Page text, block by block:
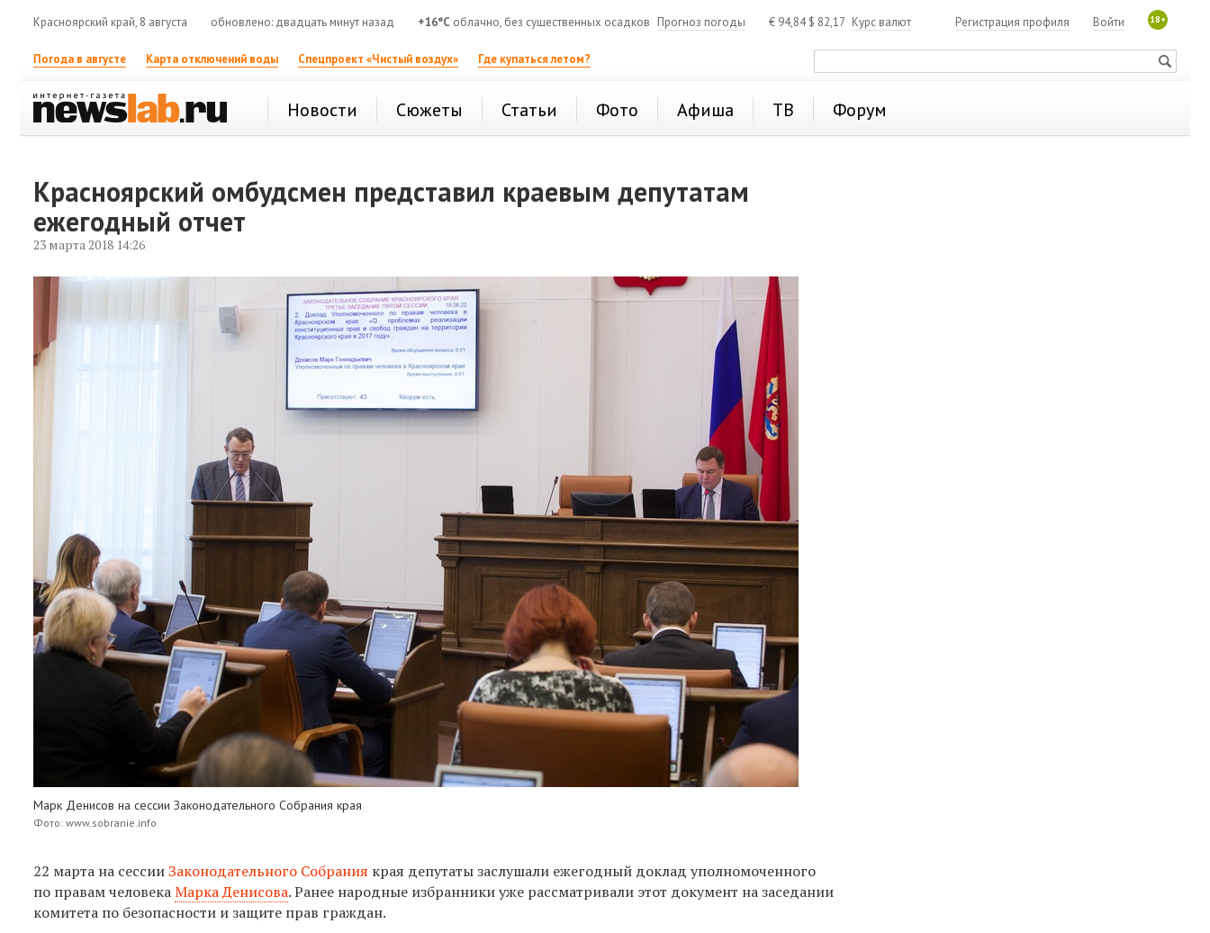
Красноярский край, 8 августа обновлено: двадцать минут назад +16°C облачно, без существенных осадков Прогноз погоды € 94,84$ 82,17 Курс валют 18+
Войти
Регистрация профиля
Погода в августе Карта отключений воды Спецпроект «Чистый воздух» Где купаться летом?
Новости Сюжеты Статьи Фото Афиша ТВ Форум
Красноярский омбудсмен представил краевым депутатам
ежегодный отчет
23 марта 2018 14:26
Марк Денисов на сессии Законодательного Собрания края
Фото: www.sobranie.info
22 марта на сессииЗаконодательного Собрания края депутаты заслушали ежегодный доклад уполномоченного
по правам человекаМарка Денисова. Ранее народные избранники уже рассматривали этот документ на заседании
комитета по безопасности и защите прав граждан.